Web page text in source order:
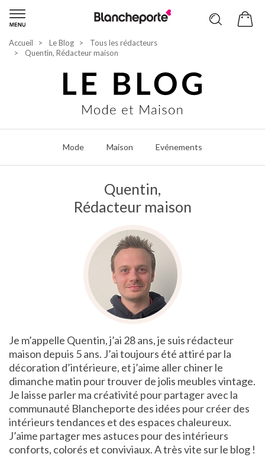
Accueil Le Blog
Tous les rédacteurs
Quentin, Rédacteur maison
Mode Maison Evénements
Quentin,
Rédacteur maison
Je m’appelle Quentin, j’ai 28 ans, je suis rédacteur
maison depuis 5 ans. J’ai toujours été attiré par la
décoration d’intérieure, et j’aime aller chiner le
dimanche matin pour trouver de jolis meubles vintage.
Je laisse parler ma créativité pour partager avec la
communauté Blancheporte des idées pour créer des
intérieurs tendances et des espaces chaleureux.
J’aime partager mes astuces pour des intérieurs
conforts, colorés et conviviaux. A très vite sur le blog !